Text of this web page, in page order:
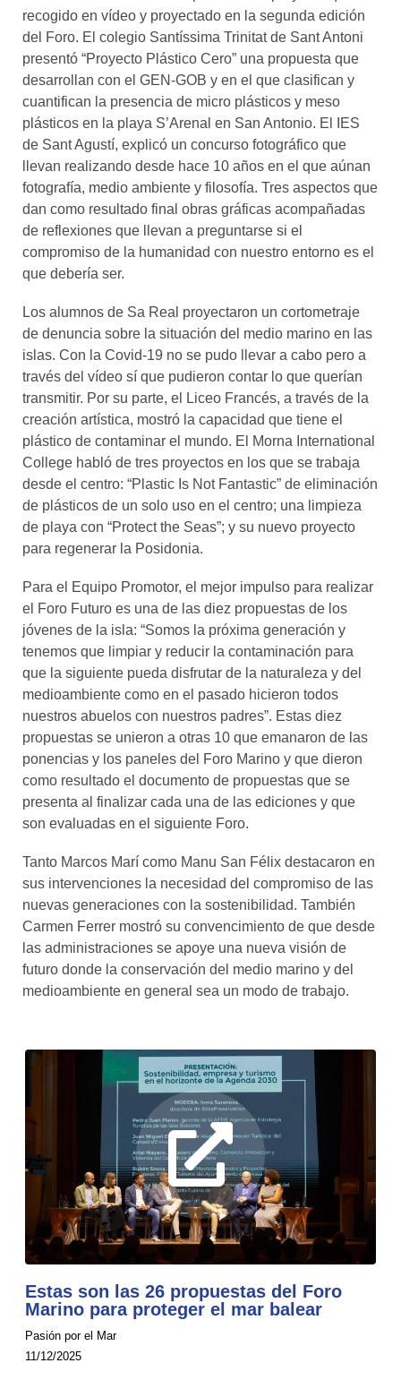
recogido en vídeo y proyectado en la segunda edición
del Foro. El colegio Santíssima Trinitat de Sant Antoni
presentó “Proyecto Plástico Cero” una propuesta que
desarrollan con el GEN-GOB y en el que clasifican y
cuantifican la presencia de micro plásticos y meso
plásticos en la playa S’Arenal en San Antonio. El IES
de Sant Agustí, explicó un concurso fotográfico que
llevan realizando desde hace 10 años en el que aúnan
fotografía, medio ambiente y filosofía. Tres aspectos que
dan como resultado final obras gráficas acompañadas
de reflexiones que llevan a preguntarse si el
compromiso de la humanidad con nuestro entorno es el
que debería ser.
Los alumnos de Sa Real proyectaron un cortometraje
de denuncia sobre la situación del medio marino en las
islas. Con la Covid-19 no se pudo llevar a cabo pero a
través del vídeo sí que pudieron contar lo que querían
transmitir. Por su parte, el Liceo Francés, a través de la
creación artística, mostró la capacidad que tiene el
plástico de contaminar el mundo. El Morna International
College habló de tres proyectos en los que se trabaja
desde el centro: “Plastic Is Not Fantastic” de eliminación
de plásticos de un solo uso en el centro; una limpieza
de playa con “Protect the Seas”; y su nuevo proyecto
para regenerar la Posidonia.
Para el Equipo Promotor, el mejor impulso para realizar
el Foro Futuro es una de las diez propuestas de los
jóvenes de la isla: “Somos la próxima generación y
tenemos que limpiar y reducir la contaminación para
que la siguiente pueda disfrutar de la naturaleza y del
medioambiente como en el pasado hicieron todos
nuestros abuelos con nuestros padres”. Estas diez
propuestas se unieron a otras 10 que emanaron de las
ponencias y los paneles del Foro Marino y que dieron
como resultado el documento de propuestas que se
presenta al finalizar cada una de las ediciones y que
son evaluadas en el siguiente Foro.
Tanto Marcos Marí como Manu San Félix destacaron en
sus intervenciones la necesidad del compromiso de las
nuevas generaciones con la sostenibilidad. También
Carmen Ferrer mostró su convencimiento de que desde
las administraciones se apoye una nueva visión de
futuro donde la conservación del medio marino y del
medioambiente en general sea un modo de trabajo.
Estas son las 26 propuestas del Foro
Marino para proteger el mar balear
Pasión por el Mar
11/12/2025